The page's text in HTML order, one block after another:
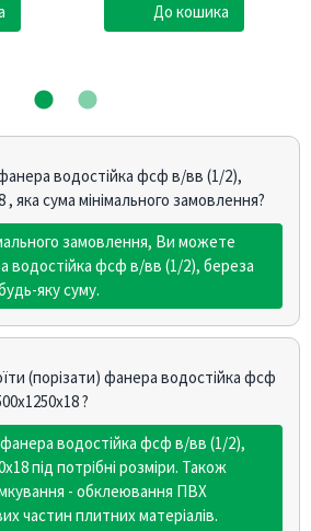
До кошика
водостійка фсф в/вв (1/2),
, яка сума мінімального замовлення?
замовлення, Ви можете
водостійка фсф в/вв (1/2), береза
яку суму.
(порізати) фанера водостійка фсф
?
водостійка фсф в/вв (1/2),
під потрібні розміри. Також
- обклеювання ПВХ
частин плитних матеріалів.